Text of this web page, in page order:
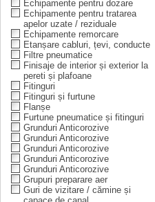
Echipamente pentru dozare
Echipamente pentru tratarea
apelor uzate / reziduale
Echipamente remorcare
Etanșare cabluri, țevi, conducte
Filtre pneumatice
Finisaje de interior și exterior la
pereti și plafoane
Fitinguri
Fitinguri și furtune
Flanșe
Furtune pneumatice și fitinguri
Grunduri Anticorozive
Grunduri Anticorozive
Grunduri Anticorozive
Grunduri Anticorozive
Grunduri Anticorozive
Grupuri preparare aer
Guri de vizitare / cămine și